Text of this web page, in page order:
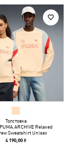
Толстовка
Relaxed
Sweatshirt Unisex
4 190,00 ₴